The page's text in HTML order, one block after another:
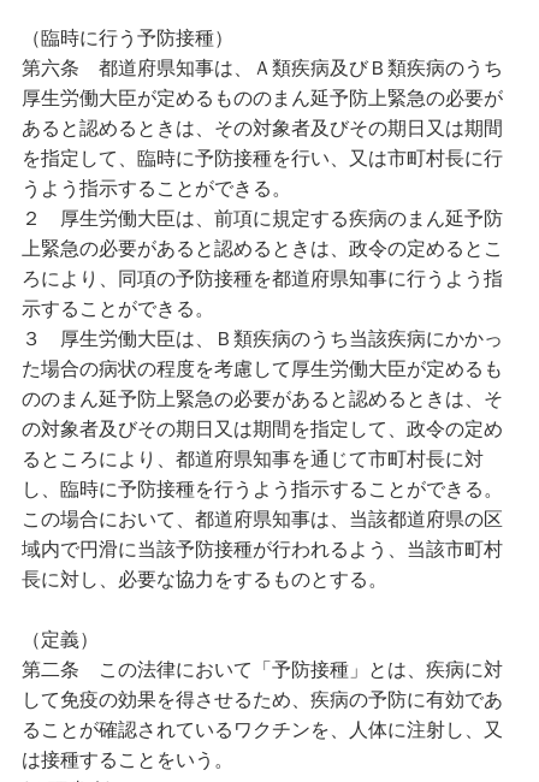
（臨時に行う予防接種）
第六条 都道府県知事は、Ａ類疾病及びＢ類疾病のうち
厚生労働大臣が定めるもののまん延予防上緊急の必要が
あると認めるときは、その対象者及びその期日又は期間
を指定して、臨時に予防接種を行い、又は市町村長に行
うよう指示することができる。
２ 厚生労働大臣は、前項に規定する疾病のまん延予防
上緊急の必要があると認めるときは、政令の定めるとこ
ろにより、同項の予防接種を都道府県知事に行うよう指
示することができる。
３ 厚生労働大臣は、Ｂ類疾病のうち当該疾病にかかっ
た場合の病状の程度を考慮して厚生労働大臣が定めるも
ののまん延予防上緊急の必要があると認めるときは、そ
の対象者及びその期日又は期間を指定して、政令の定め
るところにより、都道府県知事を通じて市町村長に対
し、臨時に予防接種を行うよう指示することができる。
この場合において、都道府県知事は、当該都道府県の区
域内で円滑に当該予防接種が行われるよう、当該市町村
長に対し、必要な協力をするものとする。
（定義）
第二条
この法律において「予防接種」とは、疾病に対
して免疫の効果を得させるため、疾病の予防に有効であ
ることが確認されているワクチンを、人体に注射し、又
は接種することをいう。